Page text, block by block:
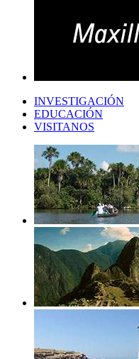
INVESTIGACIÓN
EDUCACIÓN
VISITANOS